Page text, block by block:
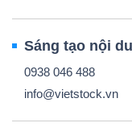
Sáng tạo nội
0938 046 488
info@vietstock.vn